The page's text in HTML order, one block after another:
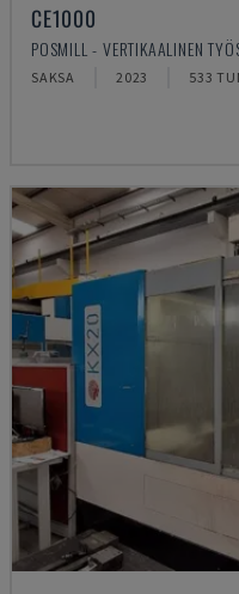
CE1000
POSMILL - VERTIKAALINEN
SAKSA 2023 533